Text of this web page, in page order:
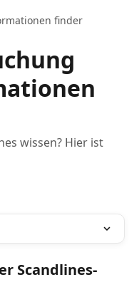
finder
wissen? Hier ist
Scandlines-